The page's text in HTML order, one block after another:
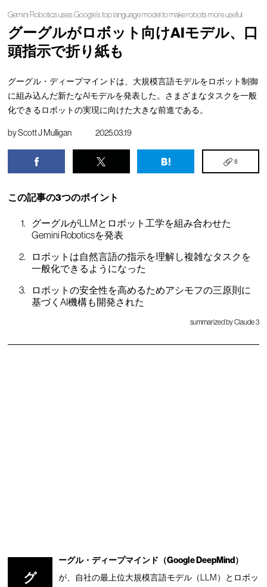
Gemini Robotics uses Google’s top language model to make robots more useful
グーグルがロボット向けAIモデル、口
頭指示で折り紙も
グーグル・ディープマインドは、大規模言語モデルをロボット制御
に組み込んだ新たなAIモデルを発表した。さまざまなタスクを一般
化できるロボットの実現に向けた大きな前進である。
byScott J Mulligan 2025.03.19
8
この記事の3つのポイント
グーグルがLLMとロボット工学を組み合わせた
Gemini Roboticsを発表
ロボットは自然言語の指示を理解し複雑なタスクを
一般化できるようになった
ロボットの安全性を高めるためアシモフの三原則に
基づくAI機構も開発された
summarized by Claude 3
グ
ーグル・ディープマインド（Google DeepMind）
が、自社の最上位大規模言語モデル（LLM）とロボッ